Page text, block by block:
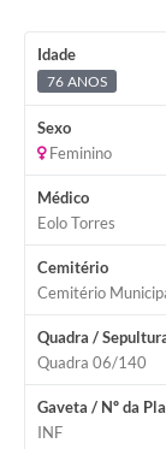
Idade
76 ANOS
Sexo
Feminino
Médico
Eolo Torres
Cemitério
Cemitério
Quadra /
Quadra 06/140
Gaveta / Nº da
INF